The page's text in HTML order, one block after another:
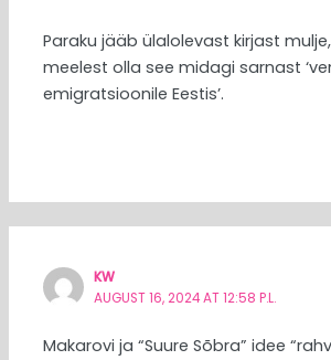
Paraku jääb ülalolevast kirjast
meelest olla see midagi sarnast
emigratsioonile Eestis’.
KW
AUGUST 16, 2024 AT 12:58 P.L.
Makarovi ja “Suure Sõbra” idee